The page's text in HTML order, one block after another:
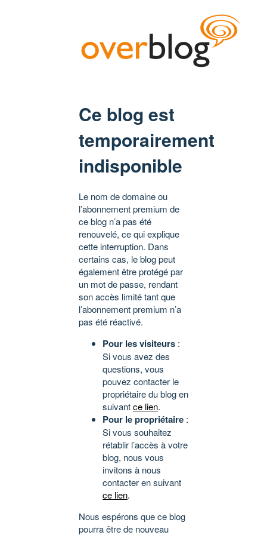
Ce blog est
temporairement
indisponible
Le nom de domaine ou
l’abonnement premium de
ce blog n’a pas été
renouvelé, ce qui explique
cette interruption. Dans
certains cas, le blog peut
également être protégé par
un mot de passe, rendant
son accès limité tant que
l’abonnement premium n’a
pas été réactivé.
Pour les visiteurs :
Si vous avez des
questions, vous
pouvez contacter le
propriétaire du blog en
suivantce lien.
Pour le propriétaire :
Si vous souhaitez
rétablir l’accès à votre
blog, nous vous
invitons à nous
contacter en suivant
ce lien.
Nous espérons que ce blog
pourra être de nouveau